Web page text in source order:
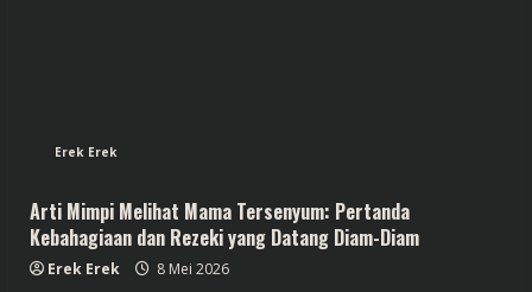
Erek Erek
Arti Mimpi Melihat Mama Tersenyum: Pertanda
Kebahagiaan dan Rezeki yang Datang Diam-Diam
Erek Erek 8 Mei 2026